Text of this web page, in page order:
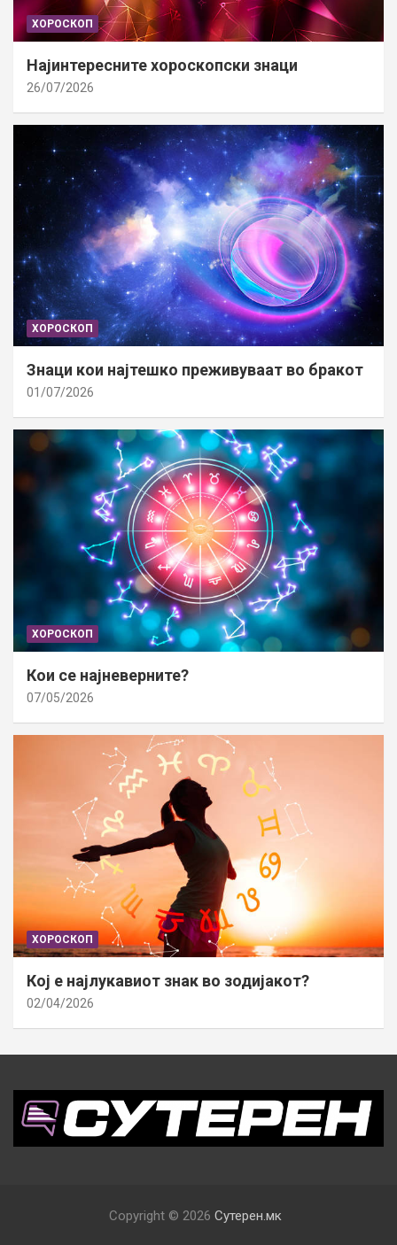
ХОРОСКОП
Најинтересните хороскопски знаци
26/07/2026
ХОРОСКОП
Знаци кои најтешко преживуваат во бракот
01/07/2026
ХОРОСКОП
Кои се најневерните?
07/05/2026
ХОРОСКОП
Кој е најлукавиот знак во зодијакот?
02/04/2026
Copyright © 2026 Сутерен.мк